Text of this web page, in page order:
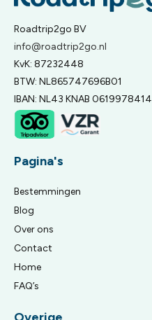
Roadtrip2go BV
info@roadtrip2go.nl
KvK: 87232448
BTW: NL865747696B01
IBAN: NL43 KNAB 0619978414
Pagina's
Bestemmingen
Blog
Over ons
Contact
Home
FAQ’s